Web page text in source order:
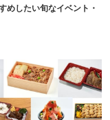
めしたい旬なイベント・